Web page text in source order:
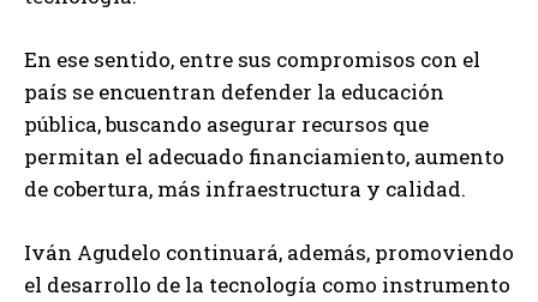
En ese sentido, entre sus compromisos con el
país se encuentran defender la educación
pública, buscando asegurar recursos que
permitan el adecuado financiamiento, aumento
de cobertura, más infraestructura y calidad.
Iván Agudelo continuará, además, promoviendo
el desarrollo de la tecnología como instrumento